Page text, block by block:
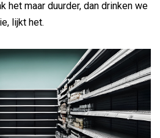
het maar duurder, dan drinken we
lijkt het.